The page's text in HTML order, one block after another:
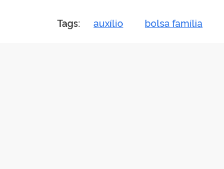
Tags: auxílio bolsa família